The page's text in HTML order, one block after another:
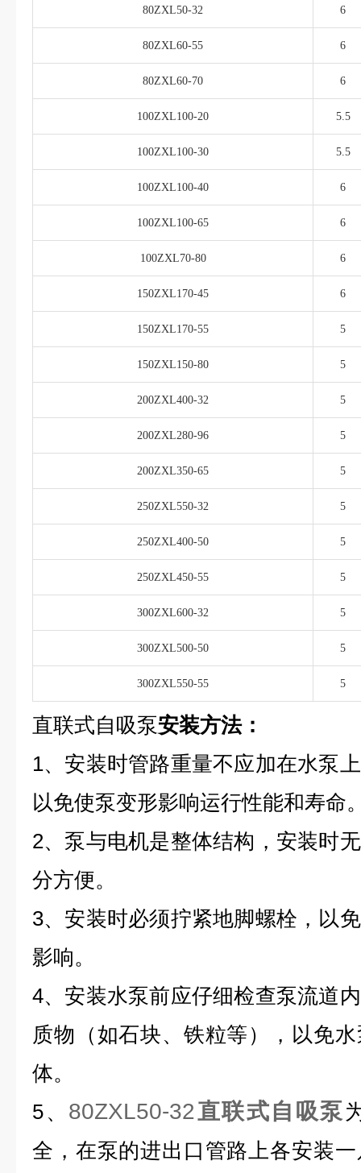
80ZXL50-32 6
80ZXL60-55 6
80ZXL60-70 6
100ZXL100-20 5.5
100ZXL100-30 5.5
100ZXL100-40 6
100ZXL100-65 6
100ZXL70-80 6
150ZXL170-45 6
150ZXL170-55 5
150ZXL150-80 5
200ZXL400-32 5
200ZXL280-96 5
200ZXL350-65 5
250ZXL550-32 5
250ZXL400-50 5
250ZXL450-55 5
300ZXL600-32 5
300ZXL500-50 5
300ZXL550-55 5
直联式自吸泵安装方法：
1、安装时管路重量不应加在水泵
以免使泵变形影响运行性能和寿命
2、泵与电机是整体结构，安装时
分方便。
3、安装时必须拧紧地脚螺栓，以
影响。
4、安装水泵前应仔细检查泵流道
质物（如石块、铁粒等），以免
体。
5、 80ZXL50-32直联式自吸泵
全，在泵的进出口管路上各安装